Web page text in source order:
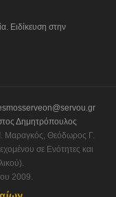
Ειδίκευση στην
Δημητρόπουλος
Μαραγκός, Θεόδωρος Γ.
σε Ενότητες και
2009.